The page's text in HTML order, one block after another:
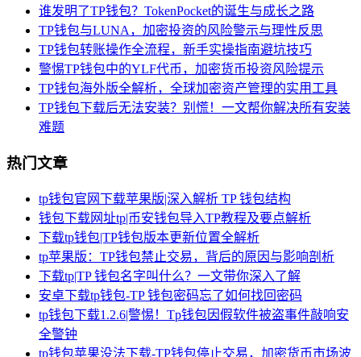
谁发明了TP钱包？TokenPocket的诞生与成长之路
TP钱包与LUNA，加密投资的风险警示与理性反思
TP钱包转账操作全流程，新手实操指南避坑技巧
警惕TP钱包中的YLF代币，加密货币投资风险提示
TP钱包海外版全解析，全球加密资产管理的实用工具
TP钱包下载后无法安装？别慌！一文帮你解决所有安装
难题
热门文章
tp钱包官网下载苹果版|深入解析 TP 钱包结构
钱包下载网址tp|币安钱包导入TP教程及要点解析
下载tp钱包|TP钱包版本更新位置全解析
tp苹果版：TP钱包禁止交易，背后的原因与影响剖析
下载tp|TP 钱包名字叫什么？一文带你深入了解
安卓下载tp钱包-TP 钱包密码忘了如何找回密码
tp钱包下载1.2.6|警惕！Tp钱包因假软件被盗事件敲响安
全警钟
tp钱包苹果没法下载-TP钱包停止交易，加密货币市场波